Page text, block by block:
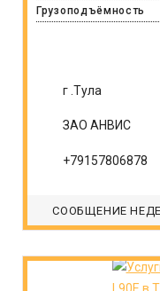
Грузоподъёмность
г .Тула
ЗАО АНВИС
+79157806878
СООБЩЕНИЕ